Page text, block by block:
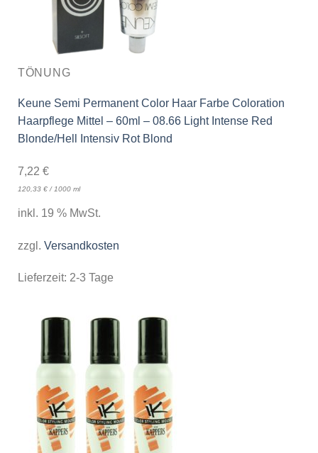
TÖNUNG
Keune Semi Permanent Color Haar Farbe Coloration
Haarpflege Mittel – 60ml – 08.66 Light Intense Red
Blonde/Hell Intensiv Rot Blond
7,22 €
120,33 €/ 1000 ml
inkl. 19 % MwSt.
zzgl. Versandkosten
Lieferzeit: 2-3 Tage